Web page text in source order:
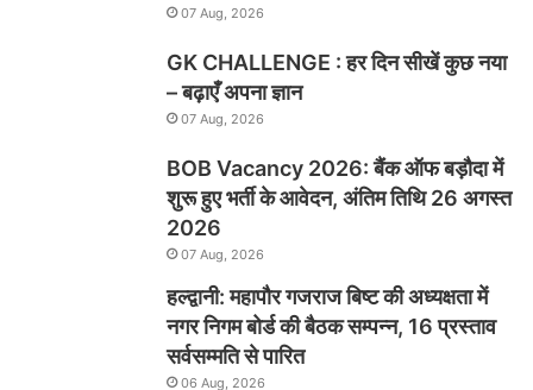
07 Aug, 2026
GK CHALLENGE : हर दिन सीखें कुछ नया
– बढ़ाएँ अपना ज्ञान
07 Aug, 2026
BOB Vacancy 2026: बैंक ऑफ बड़ौदा में
शुरू हुए भर्ती के आवेदन, अंतिम तिथि 26 अगस्त
2026
07 Aug, 2026
हल्द्वानी: महापौर गजराज बिष्ट की अध्यक्षता में
नगर निगम बोर्ड की बैठक सम्पन्न, 16 प्रस्ताव
सर्वसम्मति से पारित
06 Aug, 2026